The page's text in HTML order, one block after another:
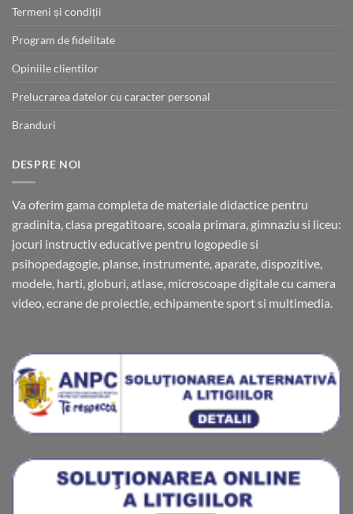
Termeni și condiții
Program de fidelitate
Opiniile clientilor
Prelucrarea datelor cu caracter personal
Branduri
DESPRE NOI
Va oferim gama completa de materiale didactice pentru
gradinita, clasa pregatitoare, scoala primara, gimnaziu si liceu:
jocuri instructiv educative pentru logopedie si
psihopedagogie, planse, instrumente, aparate, dispozitive,
modele, harti, globuri, atlase, microscoape digitale cu camera
video, ecrane de proiectie, echipamente sport si multimedia.